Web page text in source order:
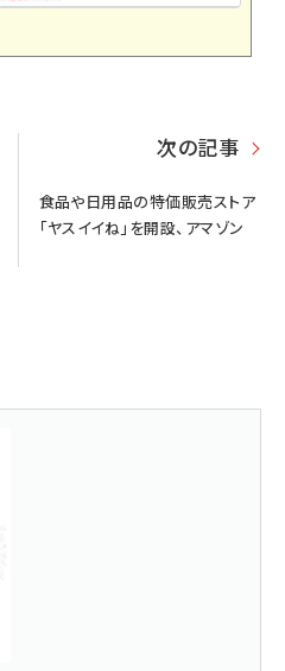
次の記事
食品や日用品の特価販売ストア
「ヤスイイね」を開設、アマゾン